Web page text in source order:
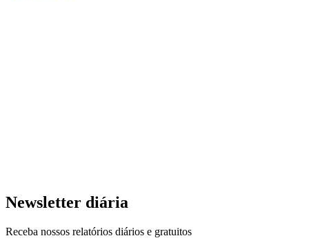
Newsletter diária
Receba nossos relatórios diários e gratuitos